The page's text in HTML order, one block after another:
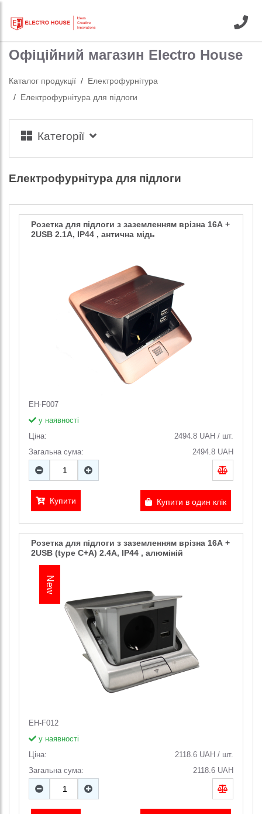
Офіційний магазин Electro House
Каталог продукції
Електрофурнітура
Електрофурнітура для підлоги
Категорії
Електрофурнітура для підлоги
Розетка для підлоги з заземленням врізна 16А +
2USB 2.1А, IP44 , антична мідь
EH-F007
у наявності
Ціна:
2494.8 UAH / шт.
Загальна сума:
2494.8 UAH
Купити Купити в один клік
Розетка для підлоги з заземленням врізна 16А +
2USB (type C+A) 2.4А, IP44 , алюміній
New
EH-F012
у наявності
Ціна:
2118.6 UAH / шт.
Загальна сума:
2118.6 UAH